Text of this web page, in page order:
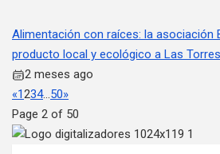
Alimentación con raíces: la asociación
producto local y ecológico a Las
2 meses ago
«1234…50»
Page 2 of 50